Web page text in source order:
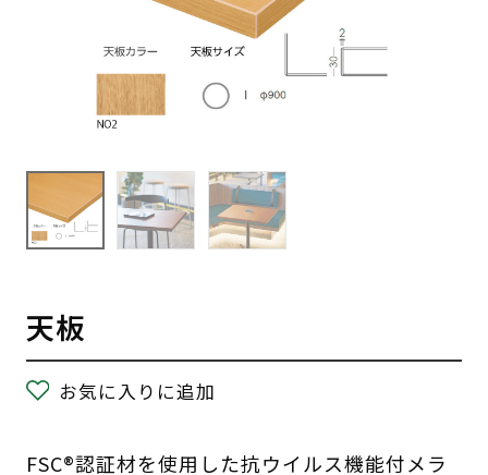
天板
お気に入りに追加
FSC®認証材を使用した抗ウイルス機能付メラ